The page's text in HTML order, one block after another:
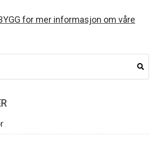
for mer informasjon om våre